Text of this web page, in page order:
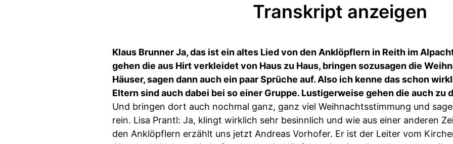
Transkript anzeigen
Klaus Brunner Ja, das ist ein altes Lied von den Anklöpflern in Reith im
gehen die aus Hirt verkleidet von Haus zu Haus, bringen sozusagen die
Häuser, sagen dann auch ein paar Sprüche auf. Also ich kenne das schon
Eltern sind auch dabei bei so einer Gruppe. Lustigerweise gehen die auch zu